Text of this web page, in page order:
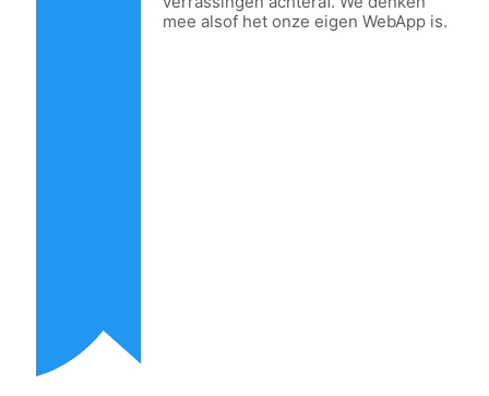
mee alsof het onze eigen WebApp is.